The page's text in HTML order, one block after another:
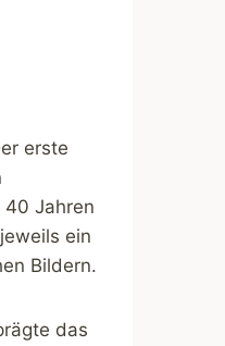
erste
40 Jahren
ein
Bildern.
das